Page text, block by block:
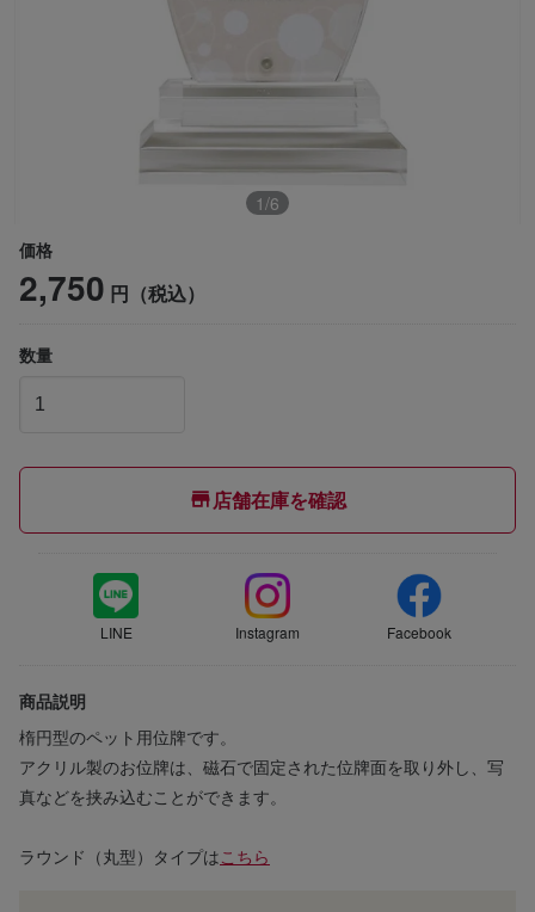
1/6
価格
2,750 円（税込）
数量
店舗在庫を確認
LINE Instagram Facebook
商品説明
楕円型のペット用位牌です。
アクリル製のお位牌は、磁石で固定された位牌面を取り外し、写
真などを挟み込むことができます。
ラウンド（丸型）タイプはこちら